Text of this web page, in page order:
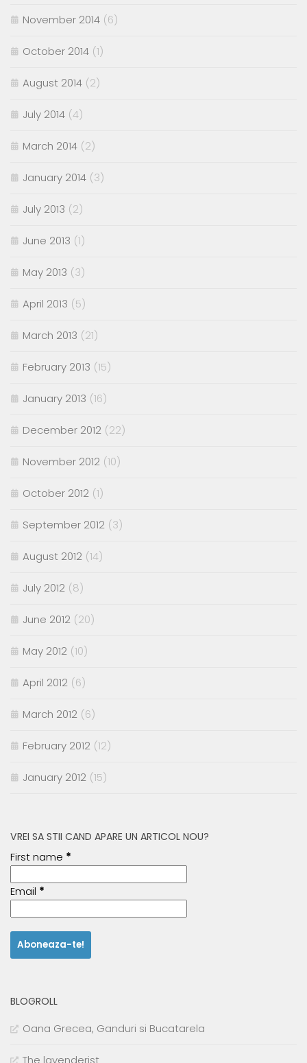
November 2014 (6)
October 2014 (1)
August 2014 (2)
July 2014 (4)
March 2014 (2)
January 2014 (3)
July 2013 (2)
June 2013 (1)
May 2013 (3)
April 2013 (5)
March 2013 (21)
February 2013 (15)
January 2013 (16)
December 2012 (22)
November 2012 (10)
October 2012 (1)
September 2012 (3)
August 2012 (14)
July 2012 (8)
June 2012 (20)
May 2012 (10)
April 2012 (6)
March 2012 (6)
February 2012 (12)
January 2012 (15)
VREI SA STII CAND APARE UN ARTICOL NOU?
First name *
Email *
BLOGROLL
Oana Grecea, Ganduri si Bucatarela